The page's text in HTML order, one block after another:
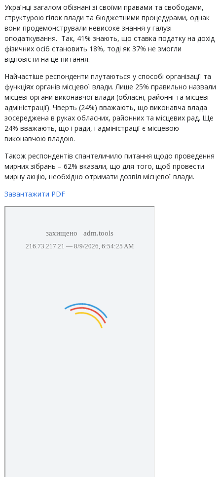
Українці загалом обізнані зі своїми правами та свободами,
структурою гілок влади та бюджетними процедурами, однак
вони продемонстрували невисоке знання у галузі
оподаткування. Так, 41% знають, що ставка податку на дохід
фізичних осіб становить 18%, тоді як 37% не змогли
відповісти на це питання.
Найчастіше респонденти плутаються у способі організації та
функціях органів місцевої влади. Лише 25% правильно назвали
місцеві органи виконавчої влади (обласні, районні та місцеві
адміністрації). Чверть (24%) вважають, що виконавча влада
зосереджена в руках обласних, районних та місцевих рад. Ще
24% вважають, що і ради, і адміністрації є місцевою
виконавчою владою.
Також респондентів спантеличило питання щодо проведення
мирних зібрань – 62% вказали, що для того, щоб провести
мирну акцію, необхідно отримати дозвіл місцевої влади.
Завантажити PDF